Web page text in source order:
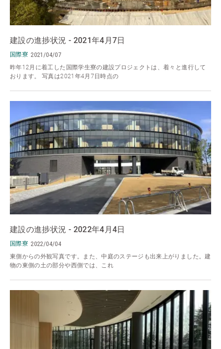
建設の進捗状況 - 2021年4月7日
国際寮 2021/04/07
昨年12月に着工した国際学生寮の建設プロジェクトは、着々と進行して
おります。 写真は2021年4月7日時点の
建設の進捗状況 - 2022年4月4日
国際寮 2022/04/04
東側からの外観写真です。また、中庭のステージも出来上がりました。建
物の東側の土の部分や西側では、これ